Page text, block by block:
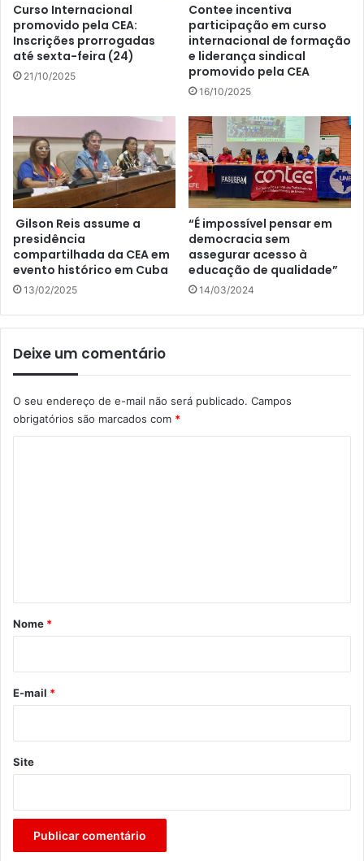
Curso Internacional
promovido pela CEA:
Inscrições prorrogadas
até sexta-feira (24)
21/10/2025
Contee incentiva
participação em curso
internacional de formação
e liderança sindical
promovido pela CEA
16/10/2025
Gilson Reis assume a
presidência
compartilhada da CEA em
evento histórico em Cuba
13/02/2025
“É impossível pensar em
democracia sem
assegurar acesso à
educação de qualidade”
14/03/2024
Deixe um comentário
O seu endereço de e-mail não será publicado. Campos
obrigatórios são marcados com *
r
*
Nome *
E-mail *
Site